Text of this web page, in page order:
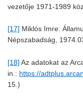
vezetője 1971-1989
[17] Miklós Imre:
Népszabadság,
[18] Az adatokat az
in.: https://
15.)